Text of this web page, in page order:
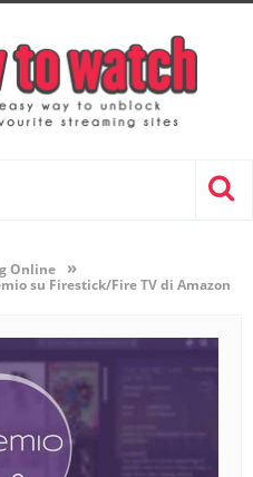
Online »
su Firestick/Fire TV di Amazon